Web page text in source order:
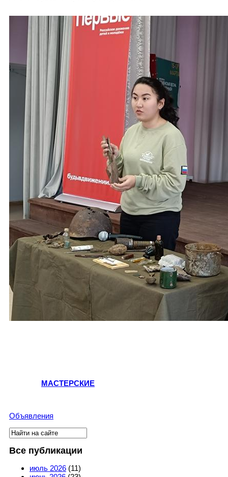
МАСТЕРСКИЕ
Объявления
Форма поиска
Поиск
Все публикации
июль 2026 (11)